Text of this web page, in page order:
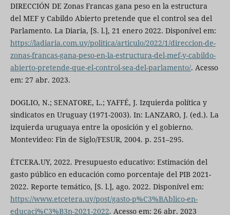
DIRECCIÓN DE Zonas Francas gana peso en la estructura
del MEF y Cabildo Abierto pretende que el control sea del
Parlamento. La Diaria, [S. l.], 21 enero 2022. Disponível em:
https://ladiaria.com.uy/politica/articulo/2022/1/direccion-de-
zonas-francas-gana-peso-en-la-estructura-del-mef-y-cabildo-
abierto-pretende-que-el-control-sea-del-parlamento/. Acesso
em: 27 abr. 2023.
DOGLIO, N.; SENATORE, L.; YAFFÉ, J. Izquierda política y
sindicatos en Uruguay (1971-2003). In: LANZARO, J. (ed.). La
izquierda uruguaya entre la oposición y el gobierno.
Montevideo: Fin de Siglo/FESUR, 2004. p. 251–295.
ÉTCERA.UY, 2022. Presupuesto educativo: Estimación del
gasto público en educación como porcentaje del PIB 2021-
2022. Reporte temático, [S. l.], ago. 2022. Disponível em:
https://www.etcetera.uy/post/gasto-p%C3%BAblico-en-
educaci%C3%B3n-2021-2022. Acesso em: 26 abr. 2023